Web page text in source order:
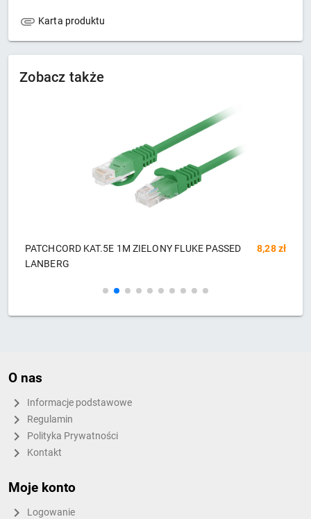
Karta produktu
Zobacz także
PATCHCORD KAT.5E 1M ŻÓŁTY FLUKE PASSED
LANBERG
8,17 zł
O nas
Informacje podstawowe
Regulamin
Polityka Prywatności
Kontakt
Moje konto
Logowanie